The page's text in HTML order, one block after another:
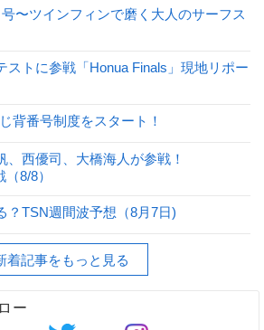
号〜ツインフィンで磨く大人のサーフス
ストに参戦「Honua Finals」現地リポー
背番号制度をスタート！
、西優司、大橋海人が参戦！
8/8）
？TSN週間波予想（8月7日)
着記事をもっと見る
ー